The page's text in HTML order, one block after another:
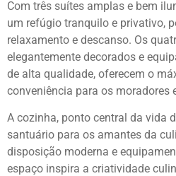
Com três suítes amplas e bem
um refúgio tranquilo e privativo,
relaxamento e descanso. Os
elegantemente decorados e
de alta qualidade, oferecem o
conveniência para os moradores
A cozinha, ponto central da vida
santuário para os amantes da
disposição moderna e
espaço inspira a criatividade